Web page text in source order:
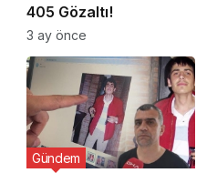
405 Gözaltı!
3 ay önce
Gündem